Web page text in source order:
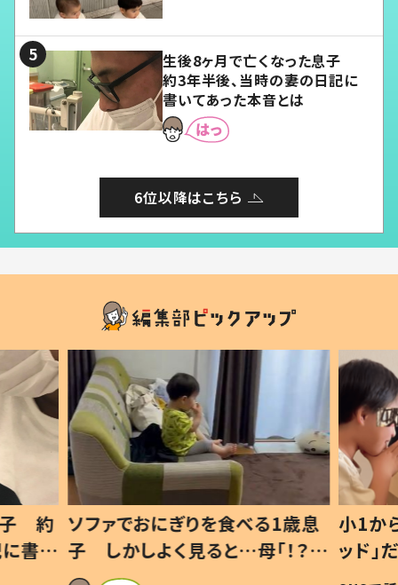
生後8ヶ月で亡くなった息子
約3年半後、当時の妻の日記に
書いてあった本音とは
6位以降はこちら
歳息
？」
小1から不登校、息子は「ギフテ
ッド」だった 父が“ウチ給食”を
作り続ける理由とは #令和の親
ひ孫
が、抱
「涙